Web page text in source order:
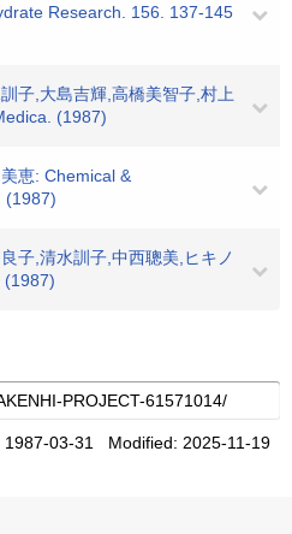
Research. 156. 137-145
子,大島吉輝,高橋美智子,村上
(1987)
恵: Chemical &
(1987)
子,清水訓子,中西聰美,ヒキノ
(1987)
1987-03-31 Modified: 2025-11-19